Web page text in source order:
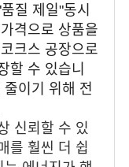
질 제일"동시
격으로 상품을
크스 공장으로
할 수 있습니
이기 위해 전
신뢰할 수 있
를 훨씬 더 쉽